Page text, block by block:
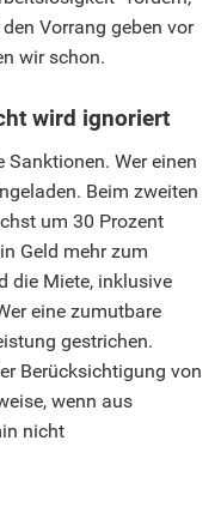
Vorrang geben vor
wir schon.
wird ignoriert
Wer einen
Beim zweiten
um 30 Prozent
Geld mehr zum
die Miete, inklusive
eine zumutbare
gestrichen.
Berücksichtigung von
wenn aus
nicht